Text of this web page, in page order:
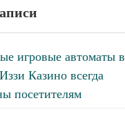
игровые автоматы в
Казино всегда
посетителям